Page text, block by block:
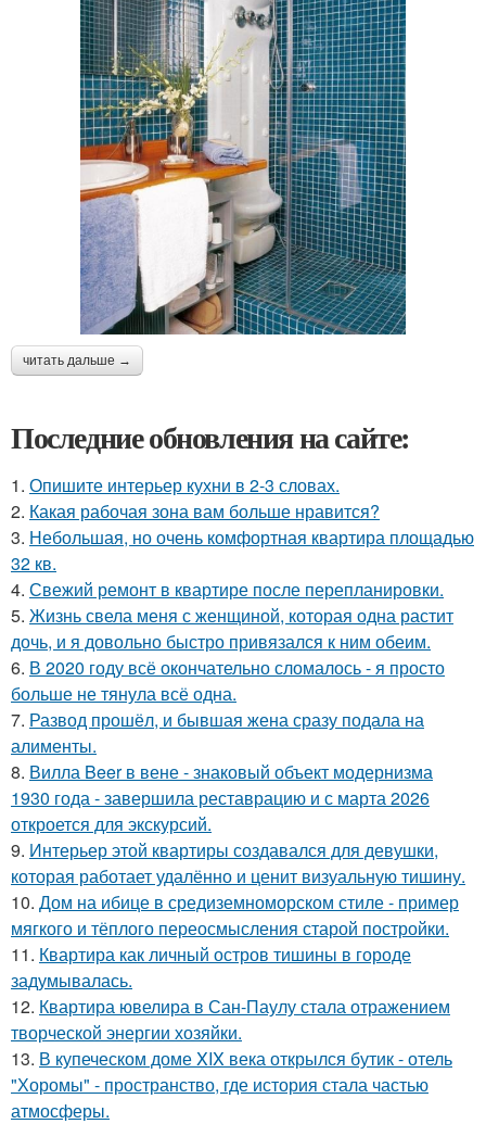
читать дальше →
Последние обновления на сайте:
1. Опишите интерьер кухни в 2-3 словах.
2. Какая рабочая зона вам больше нравится?
3. Небольшая, но очень комфортная квартира площадью
32 кв.
4. Свежий ремонт в квартире после перепланировки.
5. Жизнь свела меня с женщиной, которая одна растит
дочь, и я довольно быстро привязался к ним обеим.
6. В 2020 году всё окончательно сломалось - я просто
больше не тянула всё одна.
7. Развод прошёл, и бывшая жена сразу подала на
алименты.
8. Вилла Beer в вене - знаковый объект модернизма
1930 года - завершила реставрацию и с марта 2026
откроется для экскурсий.
9. Интерьер этой квартиры создавался для девушки,
которая работает удалённо и ценит визуальную тишину.
10. Дом на ибице в средиземноморском стиле - пример
мягкого и тёплого переосмысления старой постройки.
11. Квартира как личный остров тишины в городе
задумывалась.
12. Квартира ювелира в Сан-Паулу стала отражением
творческой энергии хозяйки.
13. В купеческом доме XIX века открылся бутик - отель
"Хоромы" - пространство, где история стала частью
атмосферы.